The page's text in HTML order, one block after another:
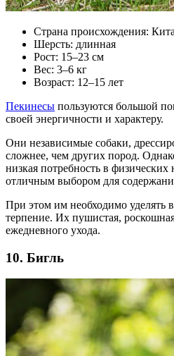
Страна происхождения:
Шерсть: длинная
Рост: 15–23 см
Вес: 3–6 кг
Возраст: 12–15 лет
Пекинесы пользуются большой
своей энергичности и характеру.
Они независимые собаки,
сложнее, чем других пород.
низкая потребность в
отличным выбором для
При этом им необходимо уделять
терпение. Их пушистая,
ежедневного ухода.
10. Бигль